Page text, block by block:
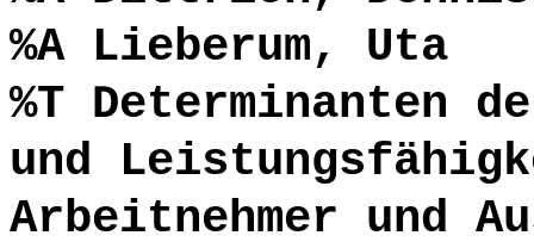
%A Lieberum, Uta
%T Determinanten
und
Arbeitnehmer und